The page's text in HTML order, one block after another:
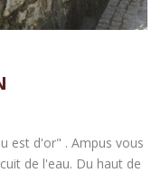
est d'or" . Ampus vous
de l'eau. Du haut de